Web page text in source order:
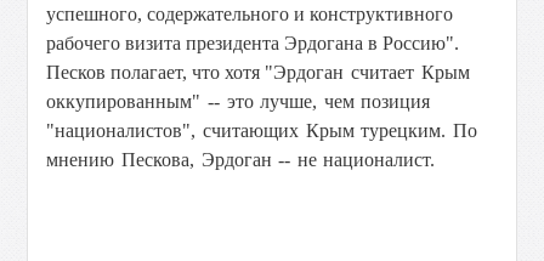
успешного, содержательного и конструктивного
рабочего визита президента Эрдогана в Россию".
Песков полагает, что хотя "Эрдоган считает Крым
оккупированным" -- это лучше, чем позиция
"националистов", считающих Крым турецким. По
мнению Пескова, Эрдоган -- не националист.